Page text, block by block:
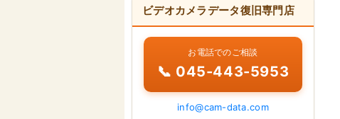
ビデオカメラデータ復旧専門店
お電話でのご相談
📞 045-443-5953
info@cam-data.com